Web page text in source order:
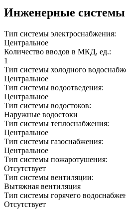
Инженерные системы
Тип системы электроснабжения:
Центральное
Количество вводов в МКД, ед.:
1
Тип системы холодного
Центральное
Тип системы водоотведения:
Центральное
Тип системы водостоков:
Наружные водостоки
Тип системы теплоснабжения:
Центральное
Тип системы газоснабжения:
Центральное
Тип системы пожаротушения:
Отсутствует
Тип системы вентиляции:
Вытяжная вентиляция
Тип системы горячего
Отсутствует